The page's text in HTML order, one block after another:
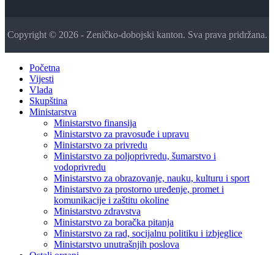
Copyright © 2026 - Zeničko-dobojski kanton. Sva prava pridržana.
Početna
Vijesti
Vlada
Skupština
Ministarstva
Ministarstvo finansija
Ministarstvo za pravosuđe i upravu
Ministarstvo za privredu
Ministarstvo za poljoprivredu, šumarstvo i
vodoprivredu
Ministarstvo za obrazovanje, nauku, kulturu i sport
Ministarstvo za prostorno uređenje, promet i
komunikacije i zaštitu okoline
Ministarstvo zdravstva
Ministarstvo za boračka pitanja
Ministarstvo za rad, socijalnu politiku i izbjeglice
Ministarstvo unutrašnjih poslova